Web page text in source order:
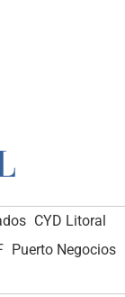
CYD Litoral
Puerto Negocios